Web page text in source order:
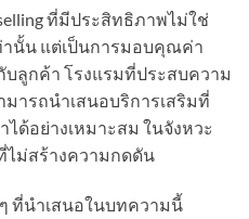
ที่มีประสิทธิภาพไม่ใช่
านั้น แต่เป็นการมอบคุณค่า
ลูกค้า โรงแรมที่ประสบความ
ารถนำเสนอบริการเสริมที่
ด้อย่างเหมาะสม ในจังหวะ
ไม่สร้างความกดดัน
ที่นำเสนอในบทความนี้